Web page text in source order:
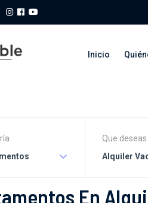
Inicio
Que
Alquiler
En